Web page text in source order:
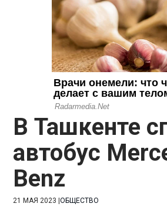
В Ташкенте
автобус
Benz
21 МАЯ 2023 |ОБЩЕСТВО